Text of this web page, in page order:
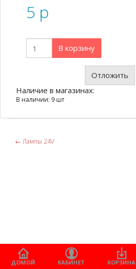
5 p
В корзину
Отложить
Наличие в магазинах:
В наличии: 9 шт
←Лампы 24V
ДОМОЙ КАБИНЕТ КОРЗИНА